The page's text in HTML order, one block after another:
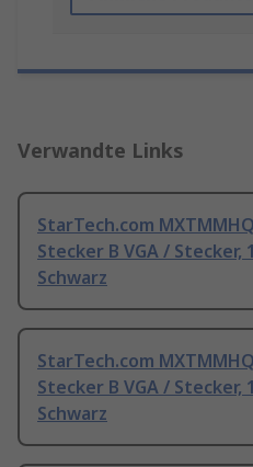
Verwandte Links
StarTech.com
Stecker B VGA /
Schwarz
StarTech.com
Stecker B VGA /
Schwarz